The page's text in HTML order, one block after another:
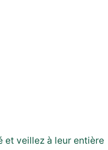
et veillez à leur entière